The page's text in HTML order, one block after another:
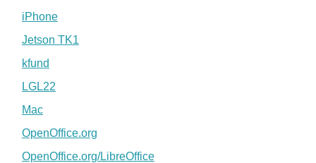
iPhone
Jetson TK1
kfund
LGL22
Mac
OpenOffice.org
OpenOffice.org/LibreOffice